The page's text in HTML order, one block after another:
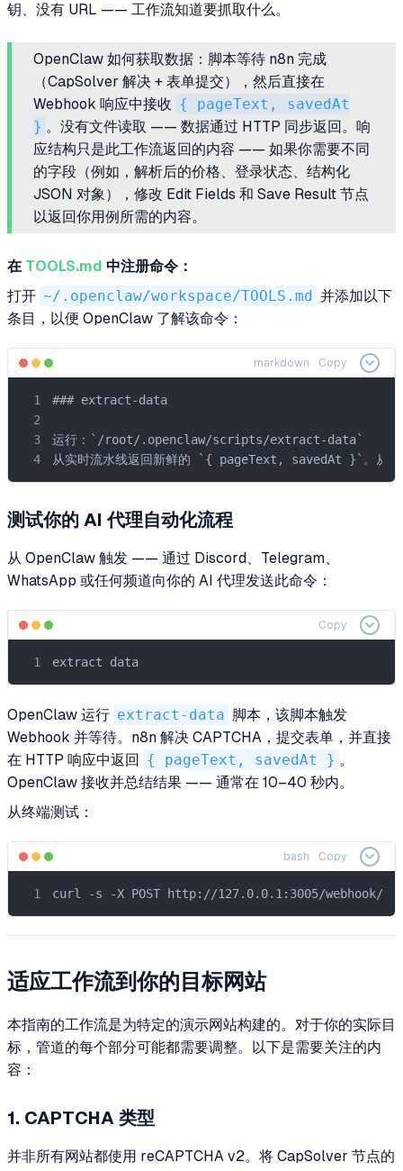
钥、没有 URL —— 工作流知道要抓取什么。
OpenClaw 如何获取数据：脚本等待 n8n 完成
（CapSolver 解决 + 表单提交），然后直接在
Webhook 响应中接收 { pageText, savedAt
} 。没有文件读取 —— 数据通过 HTTP 同步返回。响
应结构只是此工作流返回的内容 —— 如果你需要不同
的字段（例如，解析后的价格、登录状态、结构化
JSON 对象），修改 Edit Fields 和 Save Result 节点
以返回你用例所需的内容。
在 TOOLS.md 中注册命令：
打开 ~/.openclaw/workspace/TOOLS.md 并添加以下
条目，以便 OpenClaw 了解该命令：
markdown Copy
### extract-data
运行：`/root/.openclaw/scripts/extract-data`
从实时流水线返回新鲜的 `{ pageText, savedAt }`。从
测试你的 AI 代理自动化流程
从 OpenClaw 触发 —— 通过 Discord、Telegram、
WhatsApp 或任何频道向你的 AI 代理发送此命令：
Copy
extract data
OpenClaw 运行 extract-data 脚本，该脚本触发
Webhook 并等待。n8n 解决 CAPTCHA，提交表单，并直接
在 HTTP 响应中返回
{ pageText, savedAt } 。
OpenClaw 接收并总结结果 —— 通常在 10–40 秒内。
从终端测试：
bash Copy
curl -s -X POST http://127.0.0.1:3005/webhook/
适应工作流到你的目标网站
本指南的工作流是为特定的演示网站构建的。对于你的实际目
标，管道的每个部分可能都需要调整。以下是需要关注的内
容：
1. CAPTCHA 类型
并非所有网站都使用 reCAPTCHA v2。将 CapSolver 节点的